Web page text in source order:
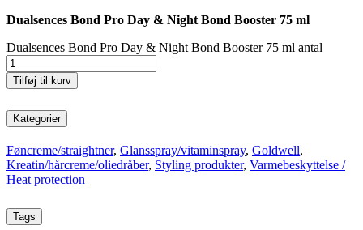
Dualsences Bond Pro Day & Night Bond Booster 75 ml
Dualsences Bond Pro Day & Night Bond Booster 75 ml antal
Tilføj til kurv
Kategorier
Føncreme/straightner, Glansspray/vitaminspray, Goldwell,
Kreatin/hårcreme/oliedråber, Styling produkter, Varmebeskyttelse /
Heat protection
Tags